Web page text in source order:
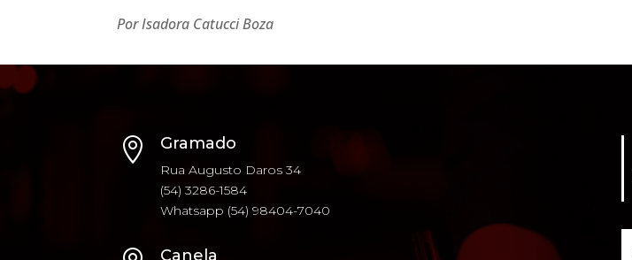
Por Isadora Catucci Boza
 Gramado
Rua Augusto Daros 34
(54) 3286-1584
Whatsapp (54) 98404-7040
Canela